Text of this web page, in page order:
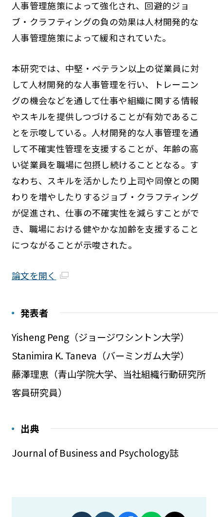
人事管理施策によって強化され、回避的ジョ
ブ・クラフティングの負の効果は人材開発的な
人事管理施策によって緩和されていた。
本研究では、中堅・ベテラン以上の従業員に対
して人材開発的な人事管理を行い、トレーニン
グの機会などを通して仕事や組織に関する情報
やスキルを提供しつづけることが有効であるこ
とを示唆している。人材開発的な人事管理を通
して不確実性管理を支援することが、年齢の高
い従業員を職場に包摂し続けることとなる。す
なわち、スキルを活かしたり上司や同僚との関
わりを増やしたりするジョブ・クラフティング
が促進され、仕事の不確実性を減らすことがで
き、職場における健やかな加齢を支援すること
につながることが示唆された。
論文を開く
発表者
Yisheng Peng（ジョージワシントン大学）
Stanimira K. Taneva（バーミンガム大学）
藤澤理恵（青山学院大学、当社組織行動研究所
客員研究員）
出典
Journal of Business and Psychology誌